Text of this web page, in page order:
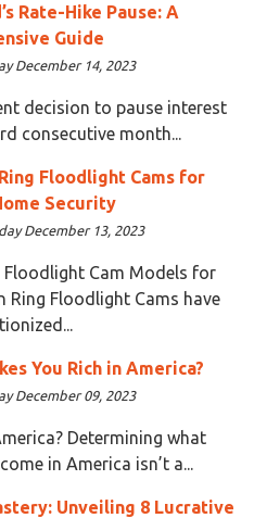
Rate-Hike Pause: A
Guide
December 14, 2023
decision to pause interest
consecutive month...
Floodlight Cams for
Security
December 13, 2023
Floodlight Cam Models for
Ring Floodlight Cams have
You Rich in America?
December 09, 2023
Determining what
in America isn’t a...
Unveiling 8 Lucrative